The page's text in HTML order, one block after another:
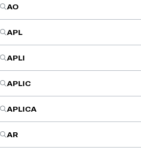
AO
APL
APLI
APLIC
APLICA
AR